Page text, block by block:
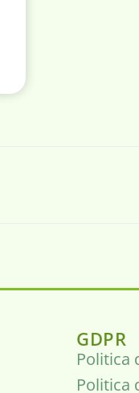
GDPR
Politica
Politica